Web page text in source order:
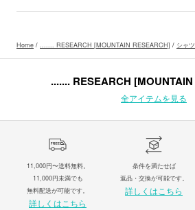
Home / ....... RESEARCH [MOUNTAIN RESEARCH] / シャツ
....... RESEARCH
全アイテムを見る
11,000円〜送料無料。
11,000円未満でも
無料配送が可能です。
詳しくはこちら
条件を満たせば
返品・交換が可能です。
詳しくはこちら